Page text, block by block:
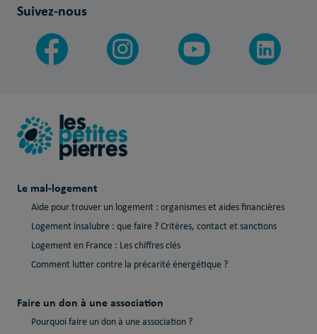
Suivez-nous
Le mal-logement
Aide pour trouver un logement : organismes et aides financières
Logement insalubre : que faire ? Critères, contact et sanctions
Logement en France : Les chiffres clés
Comment lutter contre la précarité énergétique ?
Faire un don à une association
Pourquoi faire un don à une association ?